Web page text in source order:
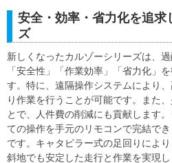
安全・効率・省力化を追求
ズ
新しくなったカルゾーシリーズは、
「安全性」「作業効率」「省力化」
す。特に、遠隔操作システムにより
り作業を行うことが可能です。また
とで、人件費の削減にも貢献します
ての操作を手元のリモコンで完結で
です。キャタピラー式の足回りによ
斜地でも安定した走行と作業を実現